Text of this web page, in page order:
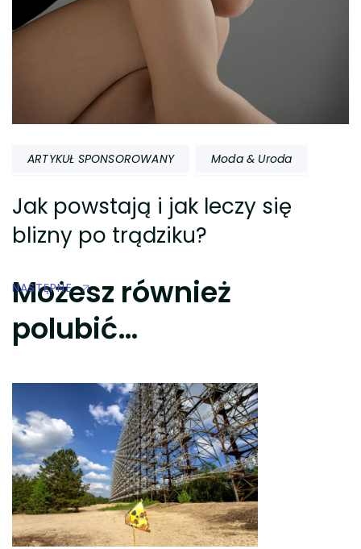
ARTYKUŁ SPONSOROWANY Moda & Uroda
Jak powstają i jak leczy się
blizny po trądziku?
NASTĘPNE
Możesz również
polubić…